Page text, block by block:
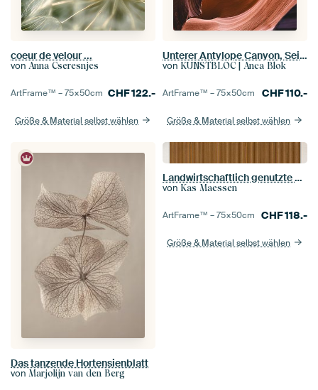
coeur de velour ...
von Anna Cseresnjes
ArtFrame™ –75×50cm CHF122.-
Größe & Material selbst wählen
Unterer Antylope Canyon, Seite, Arizona Amerika
von KUNSTBLOC | Anca Blok
ArtFrame™ –75×50cm CHF110.-
Größe & Material selbst wählen
Das tanzende Hortensienblatt
von Marjolijn van den Berg
Landwirtschaftlich genutzte Flächen
von Kas Maessen
ArtFrame™ –75×50cm CHF118.-
Größe & Material selbst wählen